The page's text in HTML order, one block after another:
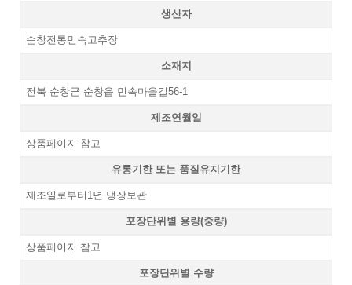
생산자
순창전통민속고추장
소재지
전북 순창군 순창읍 민속마을길56-1
제조연월일
상품페이지 참고
유통기한 또는 품질유지기한
제조일로부터1년 냉장보관
포장단위별 용량(중량)
상품페이지 참고
포장단위별 수량